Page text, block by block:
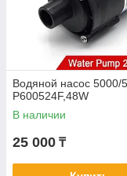
Водяной насос 5000/
P600524F,48W
В наличии
25 000 ₸